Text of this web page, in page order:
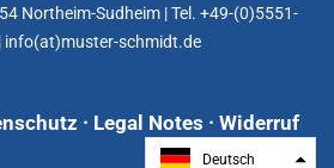
Northeim-Sudheim | Tel. +49-(0)5551-
info(at)muster-schmidt.de
· Legal Notes · Widerruf
Deutsch